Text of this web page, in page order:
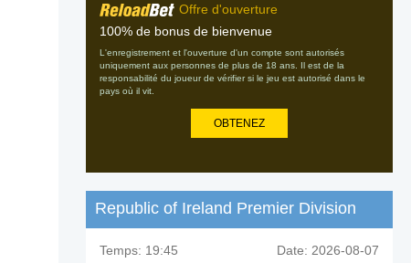
Offre d'ouverture
100% de bonus de bienvenue
L'enregistrement et l'ouverture d'un compte sont autorisés
uniquement aux personnes de plus de 18 ans. Il est de la
responsabilité du joueur de vérifier si le jeu est autorisé dans le
pays où il vit.
OBTENEZ
Republic of Ireland Premier Division
Temps: 19:45 Date: 2026-08-07